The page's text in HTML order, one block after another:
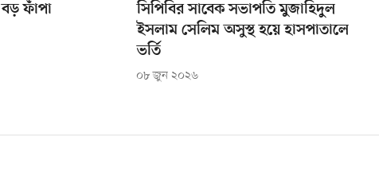
বড় ফাঁপা
সিপিবির সাবেক সভাপতি মুজাহিদুল
ইসলাম সেলিম অসুস্থ হয়ে হাসপাতালে
ভর্তি
০৮ জুন ২০২৬